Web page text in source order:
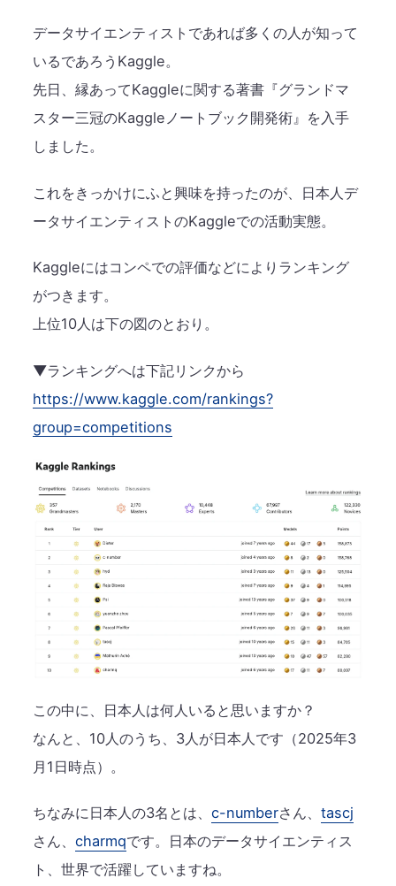
データサイエンティストであれば多くの人が知って
いるであろうKaggle。
先日、縁あってKaggleに関する著書『グランドマ
スター三冠のKaggleノートブック開発術』を入手
しました。
これをきっかけにふと興味を持ったのが、日本人デ
ータサイエンティストのKaggleでの活動実態。
Kaggleにはコンペでの評価などによりランキング
がつきます。
上位10人は下の図のとおり。
▼ランキングへは下記リンクから
https://www.kaggle.com/rankings?
group=competitions
この中に、日本人は何人いると思いますか？
なんと、10人のうち、3人が日本人です（2025年3
月1日時点）。
ちなみに日本人の3名とは、c-numberさん、tascj
さん、charmqです。日本のデータサイエンティス
ト、世界で活躍していますね。